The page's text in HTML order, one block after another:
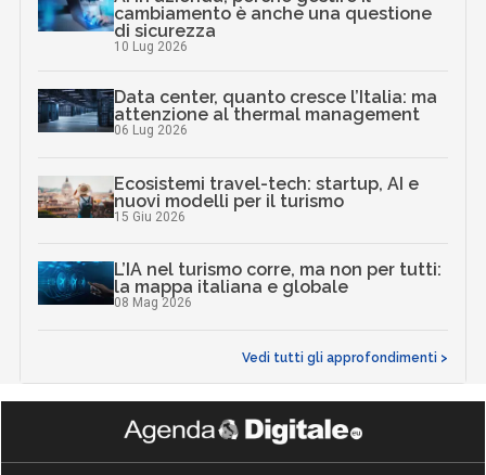
cambiamento è anche una questione
di sicurezza
10 Lug 2026
Data center, quanto cresce l’Italia: ma
attenzione al thermal management
06 Lug 2026
Ecosistemi travel-tech: startup, AI e
nuovi modelli per il turismo
15 Giu 2026
L’IA nel turismo corre, ma non per tutti:
la mappa italiana e globale
08 Mag 2026
Vedi tutti gli approfondimenti >